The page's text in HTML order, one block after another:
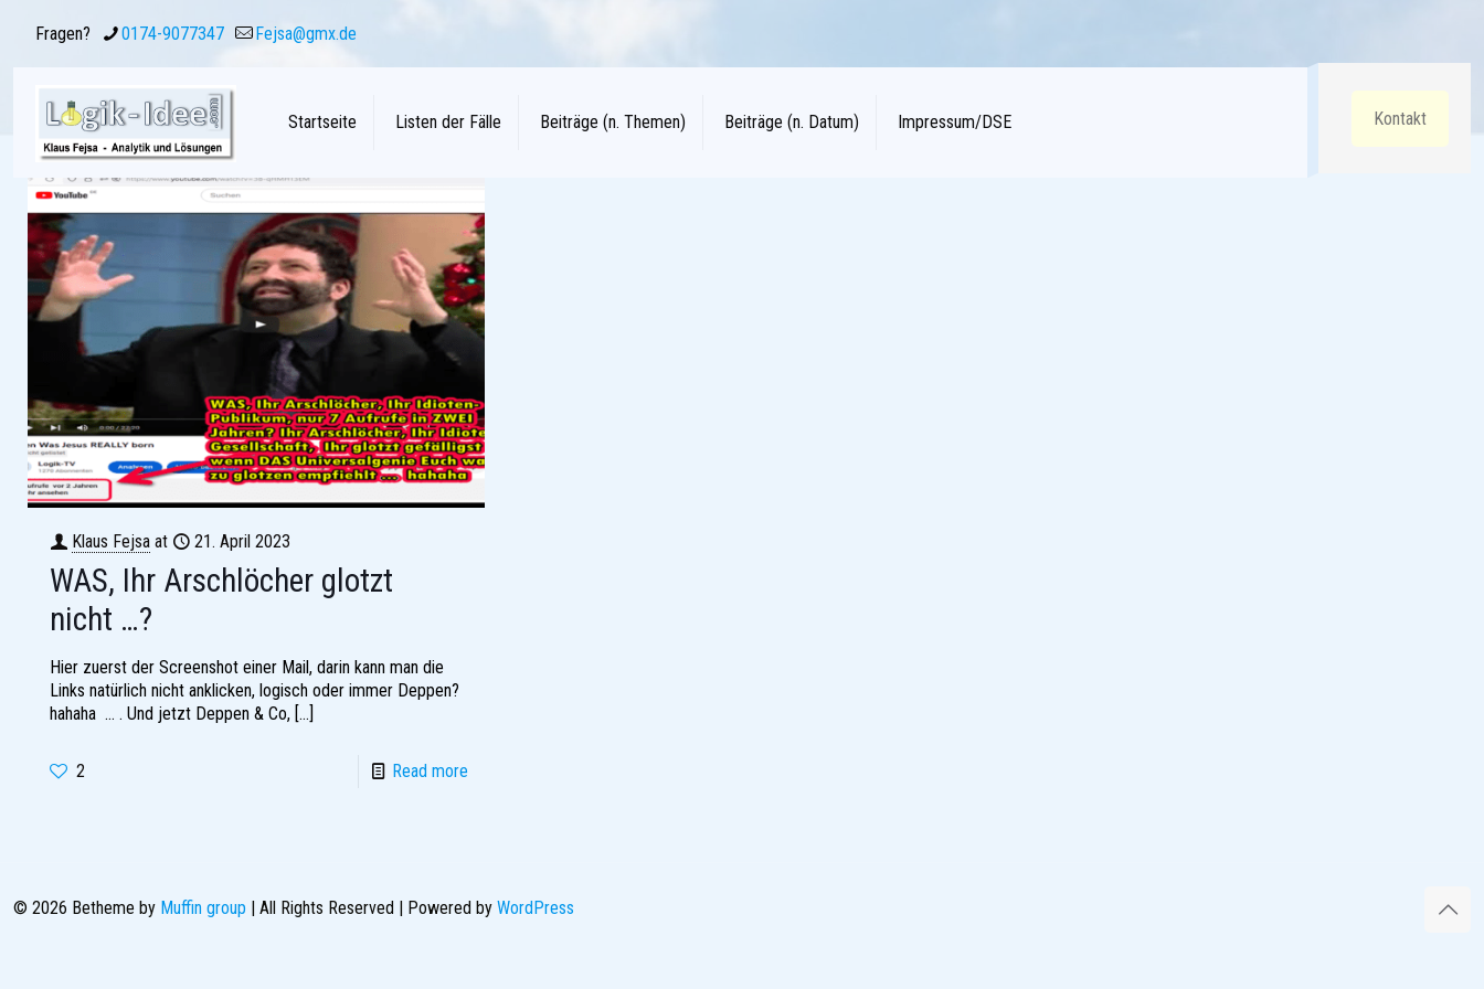
Fragen? 0174-9077347 Fejsa@gmx.de
Startseite Listen der Fälle Beiträge (n. Themen) Beiträge (n. Datum) Impressum/DSE Kontakt
Klaus Fejsa at 21. April 2023
WAS, Ihr Arschlöcher glotzt
nicht …?
Hier zuerst der Screenshot einer Mail, darin kann man die
Links natürlich nicht anklicken, logisch oder immer Deppen?
hahaha … . Und jetzt Deppen & Co, […]
2 Read more
© 2026 Betheme by Muffin group | All Rights Reserved | Powered by WordPress